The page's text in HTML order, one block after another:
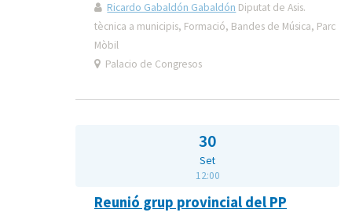
Ricardo Gabaldón Gabaldón Diputat de Asis.
tècnica a municipis, Formació, Bandes de Música, Parc
Mòbil
Palacio de Congresos
30
Set
12:00
Reunió grup provincial del PP